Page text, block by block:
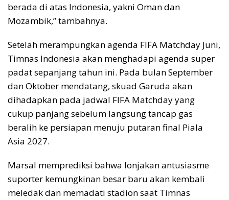
berada di atas Indonesia, yakni Oman dan
Mozambik,” tambahnya.
Setelah merampungkan agenda FIFA Matchday Juni,
Timnas Indonesia akan menghadapi agenda super
padat sepanjang tahun ini. Pada bulan September
dan Oktober mendatang, skuad Garuda akan
dihadapkan pada jadwal FIFA Matchday yang
cukup panjang sebelum langsung tancap gas
beralih ke persiapan menuju putaran final Piala
Asia 2027.
Marsal memprediksi bahwa lonjakan antusiasme
suporter kemungkinan besar baru akan kembali
meledak dan memadati stadion saat Timnas